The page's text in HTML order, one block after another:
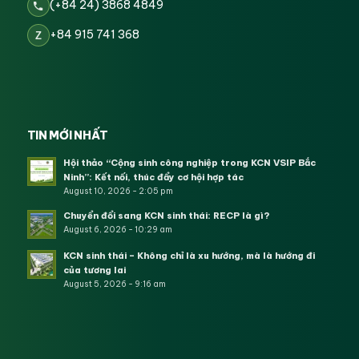
(+84 24) 3868 4849
Z +84 915 741 368
TIN MỚI NHẤT
Hội thảo “Cộng sinh công nghiệp trong KCN VSIP Bắc
Ninh”: Kết nối, thúc đẩy cơ hội hợp tác
August 10, 2026 - 2:05 pm
Chuyển đổi sang KCN sinh thái: RECP là gì?
August 6, 2026 - 10:29 am
KCN sinh thái – Không chỉ là xu hướng, mà là hướng đi
của tương lai
August 5, 2026 - 9:16 am